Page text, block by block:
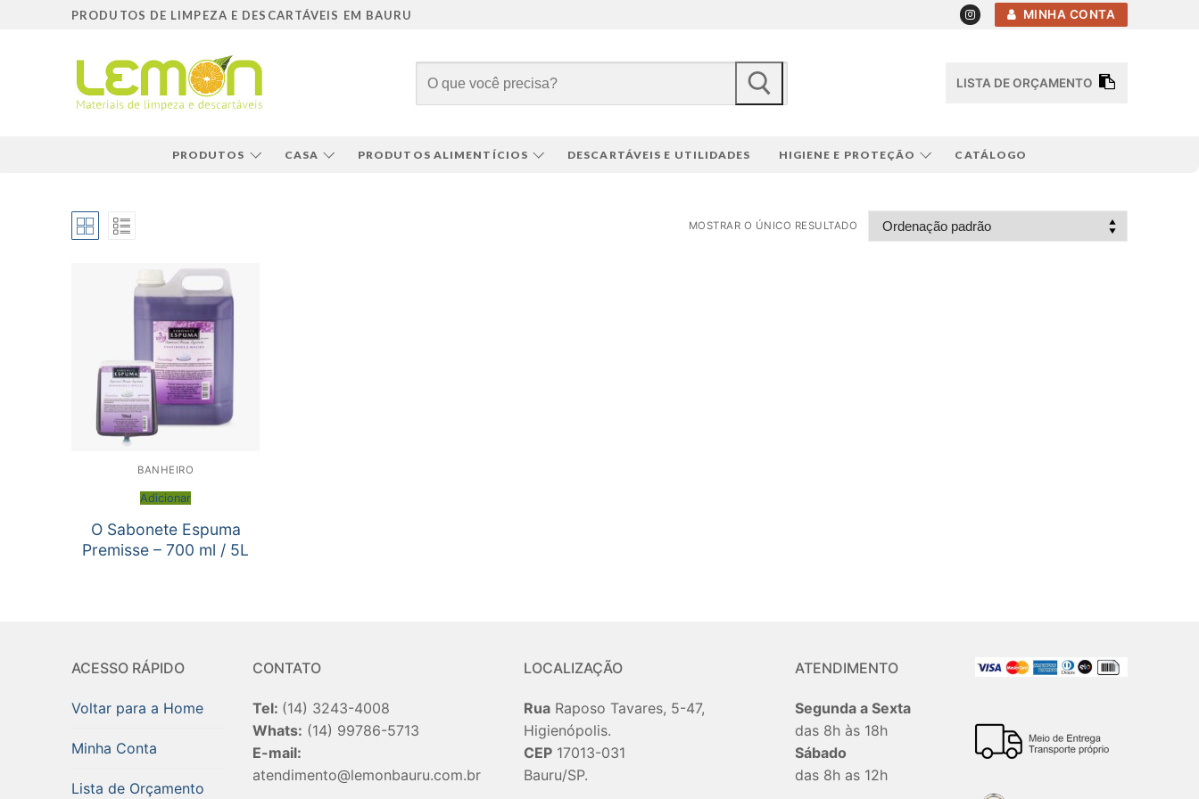
PRODUTOS DE LIMPEZA E DESCARTÁVEIS EM BAURU MINHA CONTA
por:
LISTA DE ORÇAMENTO
PRODUTOS CASA PRODUTOS ALIMENTÍCIOS DESCARTÁVEIS E UTILIDADES HIGIENE E PROTEÇÃO CATÁLOGO
MOSTRAR O ÚNICO RESULTADO
BANHEIRO
Adicionar
O Sabonete Espuma
Premisse – 700 ml / 5L
ACESSO RÁPIDO
Voltar para a Home
Minha Conta
Lista de Orçamento
CONTATO
Tel: (14) 3243-4008
Whats: (14) 99786-5713
E-mail:
atendimento@lemonbauru.com.br
LOCALIZAÇÃO
RuaRaposo Tavares, 5-47,
Higienópolis.
CEP17013-031
Bauru/SP.
ATENDIMENTO
Segunda a Sexta
das 8h às 18h
Sábado
das 8h as 12h